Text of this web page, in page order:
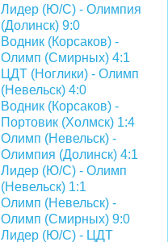
Лидер (Ю/С) - Олимпия
(Долинск) 9:0
Водник (Корсаков) -
Олимп (Смирных) 4:1
ЦДТ (Ноглики) - Олимп
(Невельск) 4:0
Водник (Корсаков) -
Портовик (Холмск) 1:4
Олимп (Невельск) -
Олимпия (Долинск) 4:1
Лидер (Ю/С) - Олимп
(Невельск) 1:1
Олимп (Невельск) -
Олимп (Смирных) 9:0
Лидер (Ю/С) - ЦДТ